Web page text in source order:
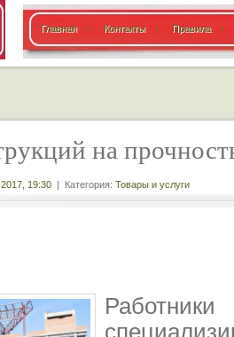
Главная Контакты Правила
на
19:30 | Категория: Товары и услуги